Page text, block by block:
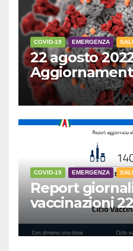
COVID-19 EMERGENZA
22 agosto
COVID-19 EMERGENZA
Report
vaccinazioni